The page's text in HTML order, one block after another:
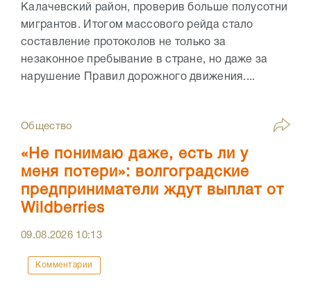
Калачевский район, проверив больше полусотни
мигрантов. Итогом массового рейда стало
составление протоколов не только за
незаконное пребывание в стране, но даже за
нарушение Правил дорожного движения....
Общество
«Не понимаю даже, есть ли у
меня потери»: волгоградские
предприниматели ждут выплат от
Wildberries
09.08.2026 10:13
Комментарии